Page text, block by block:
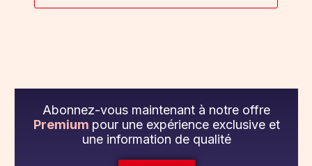
Abonnez-vous maintenant à notre offre
Premium pour une expérience exclusive et
une information de qualité